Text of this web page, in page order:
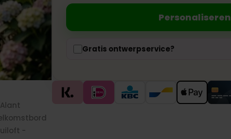
Personaliseren
Gratis ontwerpservice?